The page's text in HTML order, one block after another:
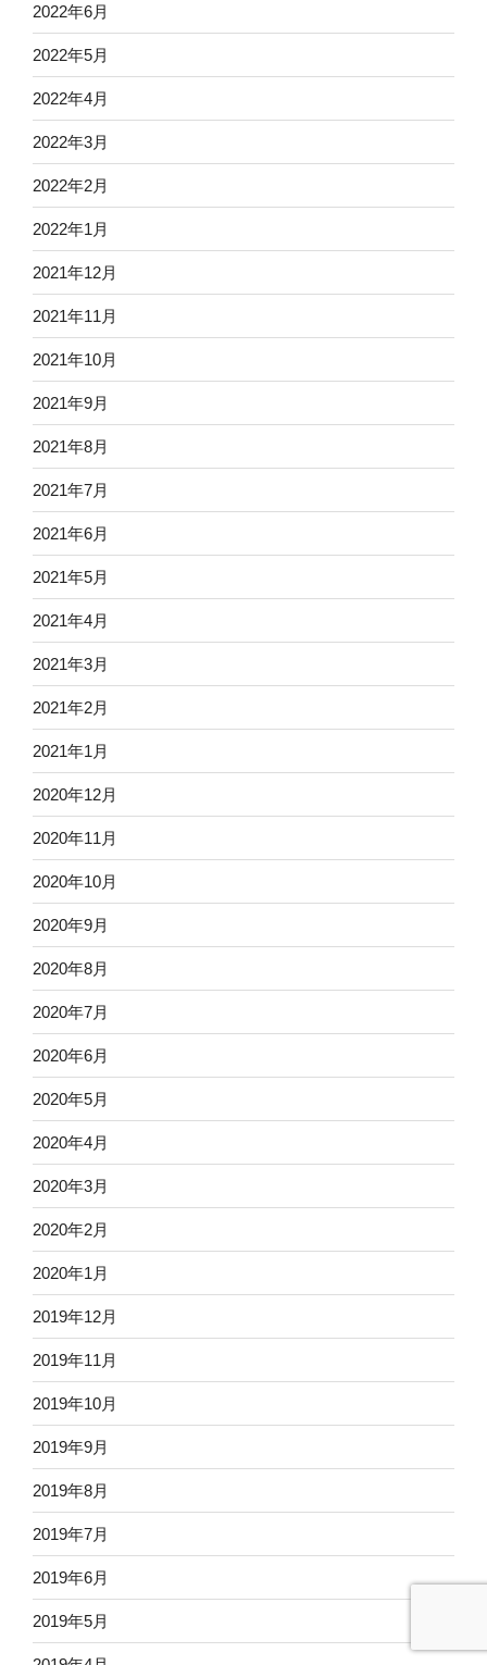
2022年6月
2022年5月
2022年4月
2022年3月
2022年2月
2022年1月
2021年12月
2021年11月
2021年10月
2021年9月
2021年8月
2021年7月
2021年6月
2021年5月
2021年4月
2021年3月
2021年2月
2021年1月
2020年12月
2020年11月
2020年10月
2020年9月
2020年8月
2020年7月
2020年6月
2020年5月
2020年4月
2020年3月
2020年2月
2020年1月
2019年12月
2019年11月
2019年10月
2019年9月
2019年8月
2019年7月
2019年6月
2019年5月